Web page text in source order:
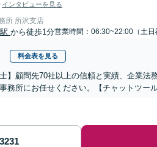
インタビューを見る
所 所沢支店
から徒歩1分営業時間：06:30~22:00（土日
料金表を見る
】顧問先70社以上の信頼と実績、企業
務所にお任せください。【チャットツー